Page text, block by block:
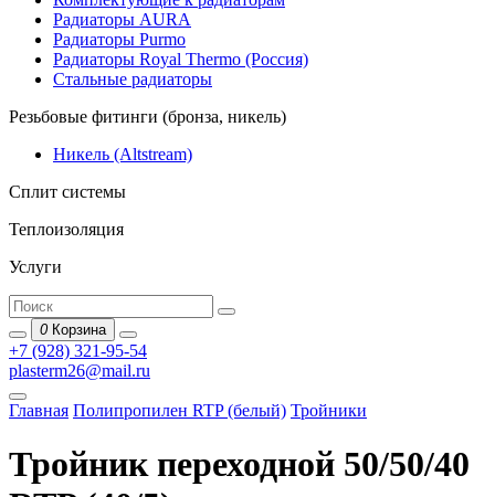
Радиаторы AURA
Радиаторы Purmo
Радиаторы Royal Thermo (Россия)
Стальные радиаторы
Резьбовые фитинги (бронза, никель)
Никель (Altstream)
Сплит системы
Теплоизоляция
Услуги
0 Корзина
+7 (928) 321-95-54
plasterm26@mail.ru
Главная Полипропилен RTP (белый) Тройники
Тройник переходной 50/50/40